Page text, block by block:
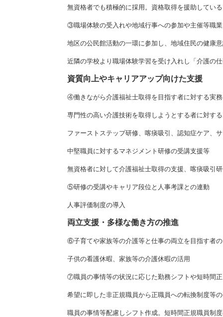
無資格者でも積極的に採用。資格取得を援助してい
③職場体験の受入れや地域行事への参加や主催等職
地区の公民館活動の一環に参加し、地域住民の健康
近隣の学校より職場体験学習を受け入れし「介護の
資質向上やキャリアアップ向けた支援
④働きながら介護福祉士取得を目指す者に対する実
専門性の高い介護技術を取得しようとする者に対す
ファーストステップ研修、喀痰吸引、認知症ケア、
中堅職員に対するマネジメント研修の受講支援等
無資格者に対して介護福祉士取得の支援、喀痰吸引
⑤研修の受講やキャリア段位と人事考課との連動
人事評価制度の導入
両立支援・多様な働き方の推進
⑥子育てや家族等の介護等と仕事の両立を目指す者
子供の看護休暇、家族等の介護休暇の活用
⑦職員の事情等の状況に応じた勤務シフトや短時間
希望に即した非正規職員から正職員への転換制度等
職員の事情等配慮しシフト作成。短時間正規職員制